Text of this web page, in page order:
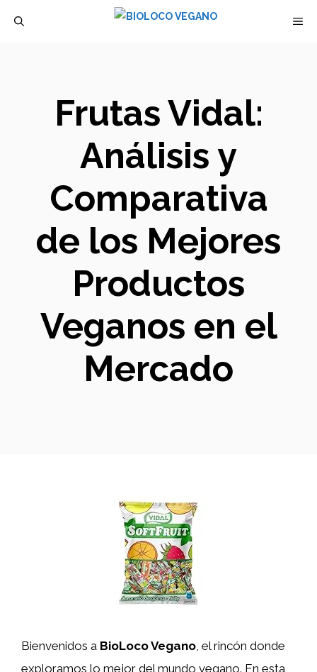
Frutas Vidal:
Análisis y
Comparativa
de los Mejores
Productos
Veganos en el
Mercado
Bienvenidos a BioLoco Vegano, el rincón donde
exploramos lo mejor del mundo vegano. En esta